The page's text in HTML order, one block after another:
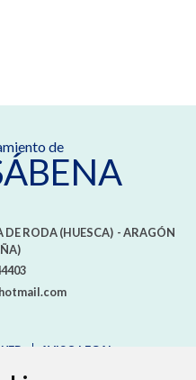
de
DE RODA (HUESCA) - ARAGÓN
AVISO LEGAL